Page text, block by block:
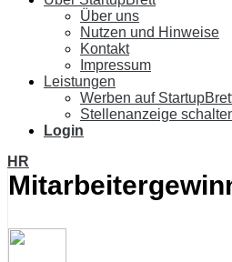
Über uns
Nutzen und Hinweise
Kontakt
Impressum
Leistungen
Werben auf
Stellenanzeige
Login
HR